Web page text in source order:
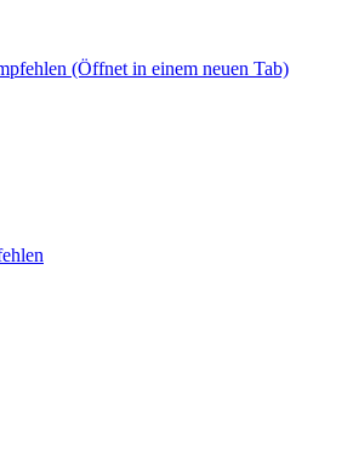
(Öffnet in einem neuen Tab)